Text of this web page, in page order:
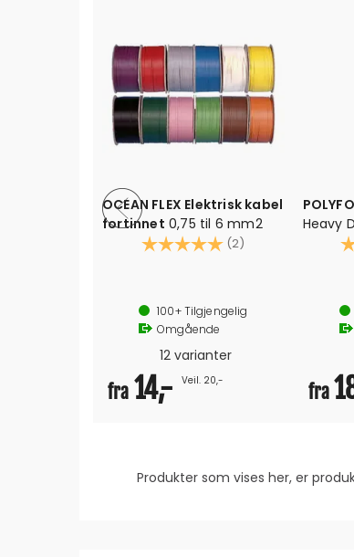
OCEAN FLEX Elektrisk kabel
fortinnet 0,75 til 6 mm2
Karakter:
(2) 5.0 av 5 mulige
100+Tilgjengelig
Omgående
12 varianter
fra 14,- Veil. 20,-
Heavy
Anbefalt
fra
Produkter som vises her, er